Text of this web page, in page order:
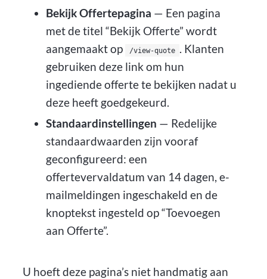
Bekijk Offertepagina — Een pagina
met de titel “Bekijk Offerte” wordt
aangemaakt op
/view-quote
. Klanten
gebruiken deze link om hun
ingediende offerte te bekijken nadat u
deze heeft goedgekeurd.
Standaardinstellingen — Redelijke
standaardwaarden zijn vooraf
geconfigureerd: een
offertevervaldatum van 14 dagen, e-
mailmeldingen ingeschakeld en de
knoptekst ingesteld op “Toevoegen
aan Offerte”.
U hoeft deze pagina’s niet handmatig aan